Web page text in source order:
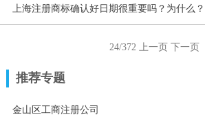
上海注册商标确认好日期很重要吗？为什么？
24/372 上一页 下一页
推荐专题
金山区工商注册公司